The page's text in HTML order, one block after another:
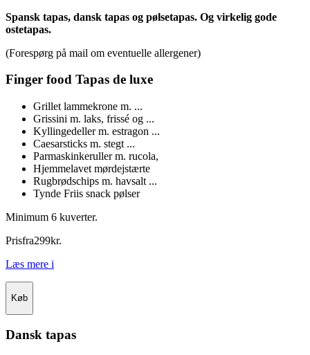
Spansk tapas, dansk tapas og pølsetapas. Og virkelig gode
ostetapas.
(Forespørg på mail om eventuelle allergener)
Finger food Tapas de luxe
Grillet lammekrone m. ...
Grissini m. laks, frissé og ...
Kyllingedeller m. estragon ...
Caesarsticks m. stegt ...
Parmaskinkeruller m. rucola,
Hjemmelavet mørdejstærte
Rugbrødschips m. havsalt ...
Tynde Friis snack pølser
Minimum 6 kuverter.
Prisfra299kr.
Læs mere i
Køb
Dansk tapas